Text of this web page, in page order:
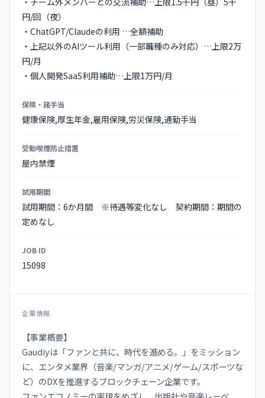
円/回（夜）
・ChatGPT/Claudeの利用 …全額補助
・上記以外のAIツール利用（一部職種のみ対応）…上限2万
円/月
・個人開発SaaS利用補助…上限1万円/月
保険・諸手当
健康保険,厚生年金,雇用保険,労災保険,通勤手当
受動喫煙防止措置
屋内禁煙
試用期間
試用期間：6か月間 ※待遇等変化なし 契約期間：期間の
定めなし
JOB ID
15098
企業情報
【事業概要】
Gaudiyは「ファンと共に、時代を進める。」をミッション
に、エンタメ業界（音楽/マンガ/アニメ/ゲーム/スポーツな
ど）のDXを推進するブロックチェーン企業です。